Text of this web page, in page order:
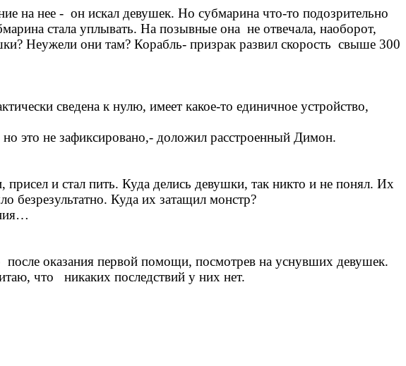
на нее - он искал девушек. Но субмарина что-то подозрительно
стала уплывать. На позывные она не отвечала, наоборот,
Неужели они там? Корабль- призрак развил скорость свыше 300
сведена к нулю, имеет какое-то единичное устройство,
это не зафиксировано,- доложил расстроенный Димон.
и стал пить. Куда делись девушки, так никто и не понял. Их
безрезультатно. Куда их затащил монстр?
оказания первой помощи, посмотрев на уснувших девушек.
что никаких последствий у них нет.